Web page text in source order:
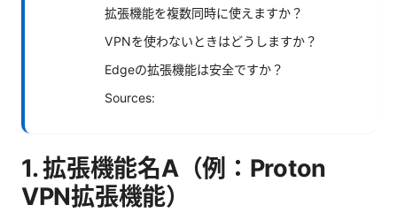
拡張機能を複数同時に使えますか？
VPNを使わないときはどうしますか？
Edgeの拡張機能は安全ですか？
Sources:
1. 拡張機能名A（例：Proton
VPN拡張機能）